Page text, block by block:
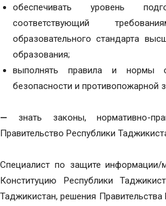
обеспечивать уровень
соответствующий
образовательного стандарта
образования;
выполнять правила и нормы
безопасности и противопожарной
— знать законы, нормативно-
Правительство Республики
Специалист по защите информации/
Конституцию Республики
Таджикистан, решения